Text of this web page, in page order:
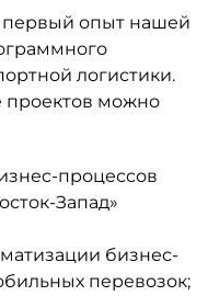
первый опыт нашей
логистики.
проектов можно
процессов
Запад»
бизнес-
перевозок;